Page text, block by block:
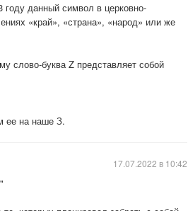
данный символ в церковно-
«край», «страна», «народ» или же
слово-буква Z представляет собой
ее на наше З.
17.07.2022 в 10:42